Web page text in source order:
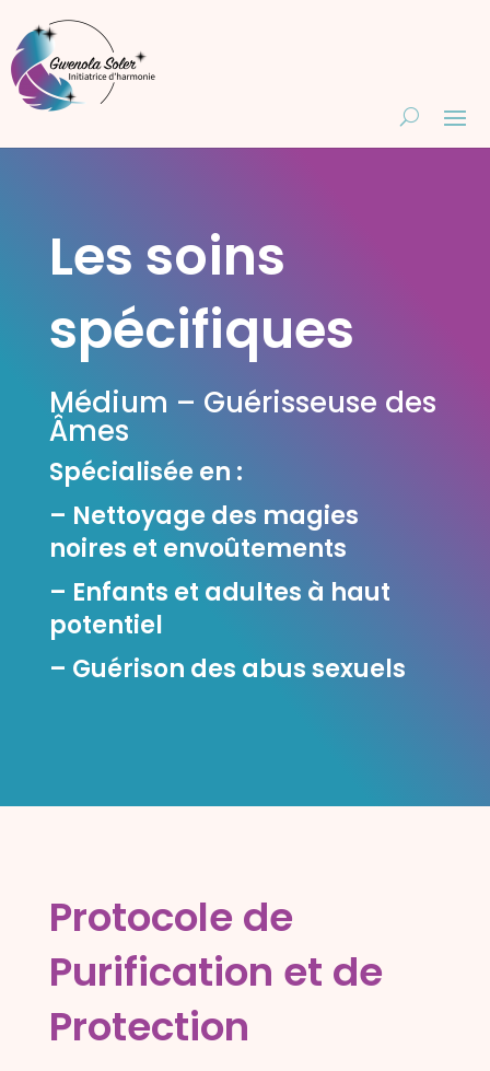
Les soins
spécifiques
Médium – Guérisseuse des
Âmes
Spécialisée en :
– Nettoyage des magies
noires et envoûtements
– Enfants et adultes à haut
potentiel
– Guérison des abus sexuels
Protocole de
Purification et de
Protection